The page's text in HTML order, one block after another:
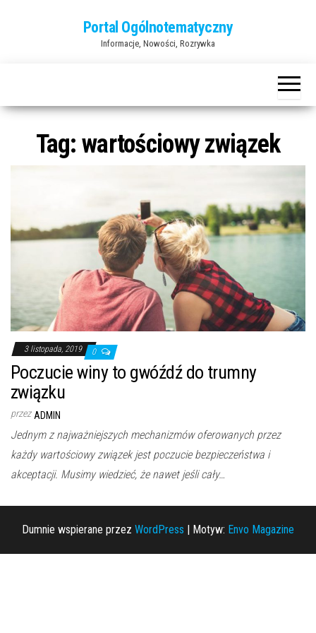
Portal Ogólnotematyczny
Informacje, Nowości, Rozrywka
Tag:wartościowy związek
3 listopada, 2019 0
Poczucie winy to gwóźdź do trumny
związku
przez ADMIN
Jednym z najważniejszych mechanizmów oferowanych przez
każdy wartościowy związek jest poczucie bezpieczeństwa i
akceptacji. Musimy wiedzieć, że nawet jeśli cały…
Dumnie wspierane przez WordPress | Motyw: Envo Magazine